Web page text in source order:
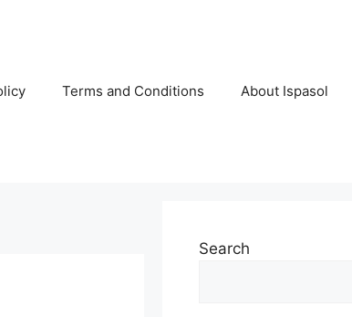
Terms and Conditions About Ispasol
Search